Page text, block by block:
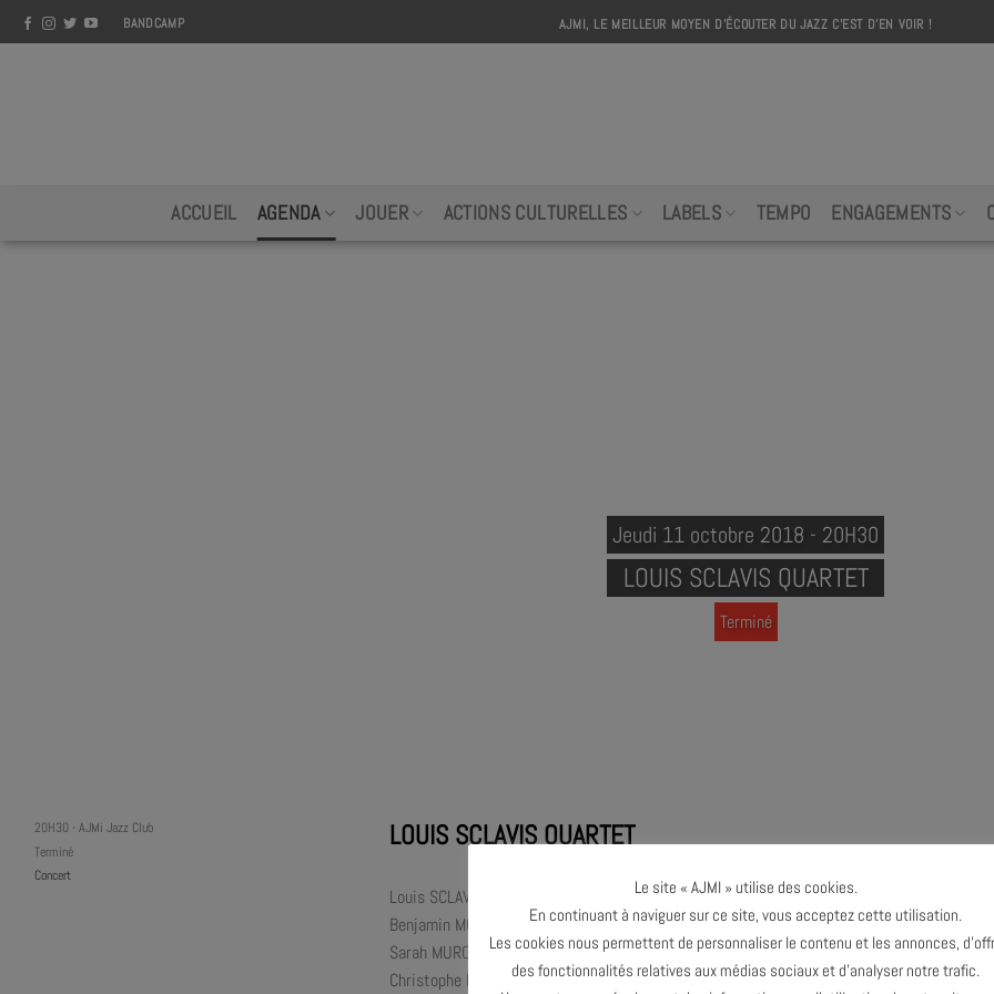
Skip
to
BANDCAMP AJMI, LE MEILLEUR MOYEN D'ÉCOUTER DU JAZZ C'EST D'EN VOIR !
ACCUEIL AGENDA JOUER ACTIONS CULTURELLES LABELS TEMPO ENGAGEMENTS
Jeudi 11 octobre 2018 - 20H30
LOUIS SCLAVIS QUARTET
Terminé
20H30 - AJMi Jazz Club
Terminé
Concert
LOUIS SCLAVIS QUARTET
Louis SCLAVIS : saxophones, clarinettes
Benjamin MOUSSAY : piano, claviers
Sarah MURCIA : contrebasse
Christophe LAVERGNE : batterie
Le site « AJMI » utilise des cookies.
En continuant à naviguer sur ce site, vous acceptez cette utilisation.
Les cookies nous permettent de personnaliser le contenu et les annonces,
des fonctionnalités relatives aux médias sociaux et d’analyser notre trafic.